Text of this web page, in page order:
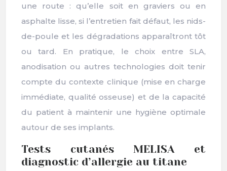
une route : qu’elle soit en graviers ou en
asphalte lisse, si l’entretien fait défaut, les nids-
de-poule et les dégradations apparaîtront tôt
ou tard. En pratique, le choix entre SLA,
anodisation ou autres technologies doit tenir
compte du contexte clinique (mise en charge
immédiate, qualité osseuse) et de la capacité
du patient à maintenir une hygiène optimale
autour de ses implants.
Tests cutanés MELISA et
diagnostic d’allergie au titane